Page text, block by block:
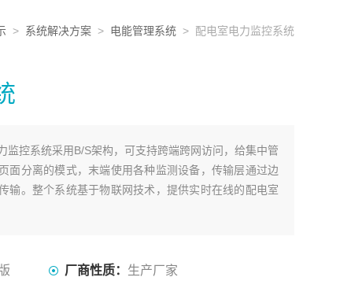
> 系统解决方案 > 电能管理系统 > 配电室电力监控系统
监控系统采用B/S架构，可支持跨端跨网访问，给集中管
面分离的模式，末端使用各种监测设备，传输层通过边
输。整个系统基于物联网技术，提供实时在线的配电室
厂商性质： 生产厂家